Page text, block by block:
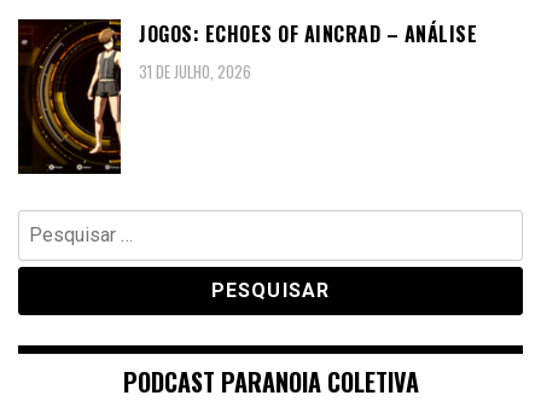
JOGOS: ECHOES OF AINCRAD – ANÁLISE
31 DE JULHO, 2026
Pesquisar
por:
PODCAST PARANOIA COLETIVA